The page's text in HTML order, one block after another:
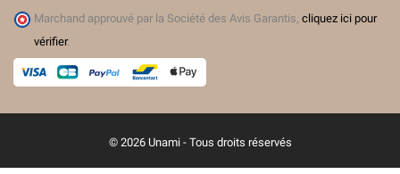
Marchand approuvé par la Société des Avis Garantis, cliquez ici pour
vérifier.
© 2026 Unami - Tous droits réservés